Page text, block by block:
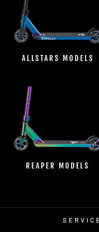
ALLSTARS MODELS
REAPER MODELS